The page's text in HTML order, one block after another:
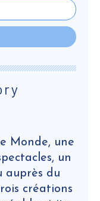
Monde, une
un
auprès du
créations